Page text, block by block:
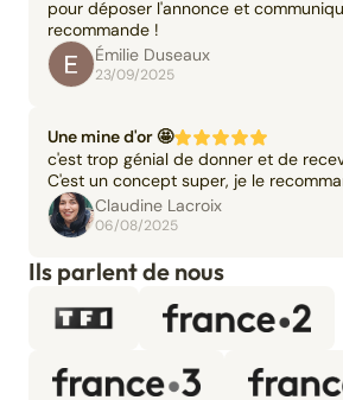
pour déposer l'annonce et
recommande !
Émilie Duseaux
23/09/2025
Une mine d'or 🤩
c'est trop génial de donner et de
C'est un concept super, je le
Claudine Lacroix
06/08/2025
Ils parlent de nous